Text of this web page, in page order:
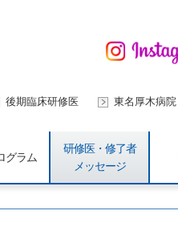
後期臨床研修医 東名厚木病院
グラム
研修医・修了者
メッセージ